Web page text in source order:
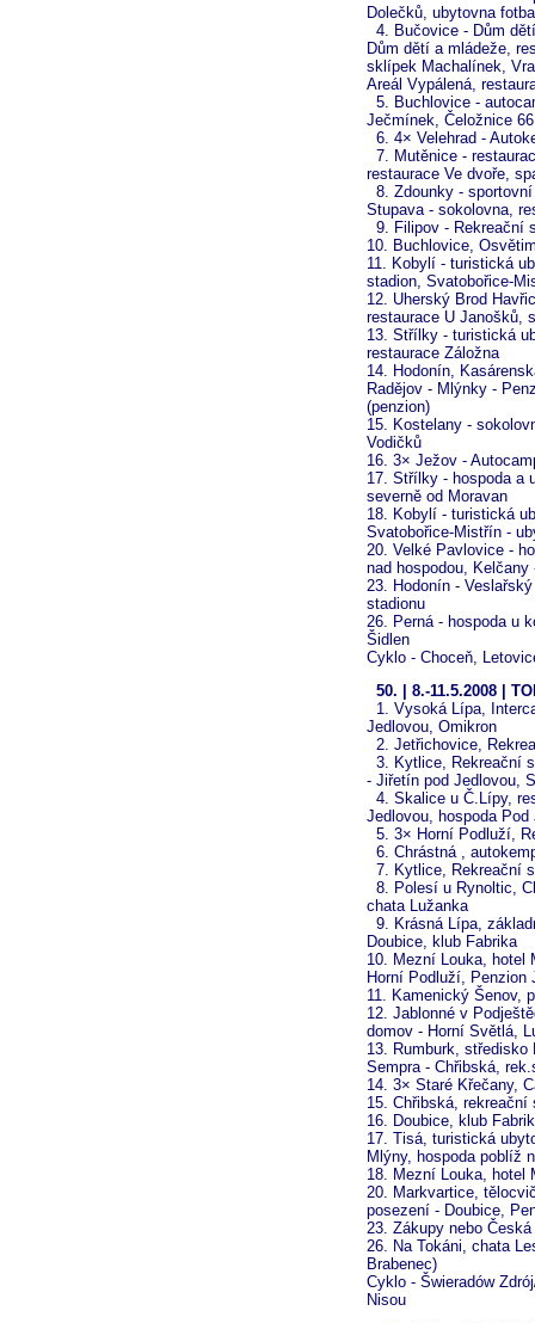
Dolečků, ubytovna
4. Bučovice - Dům
Dům dětí a mládeže,
sklípek Machalínek,
Areál Vypálená,
5. Buchlovice -
Ječmínek, Čeložnice
6. 4× Velehrad -
7. Mutěnice -
restaurace Ve dvoře,
8. Zdounky -
Stupava - sokolovna,
9. Filipov - Rekreační
10. Buchlovice,
11. Kobylí - turistická
stadion, Svatobořice-
12. Uherský Brod
restaurace U Janošků,
13. Střílky - turistická
restaurace Záložna
14. Hodonín,
Radějov - Mlýnky -
(penzion)
15. Kostelany -
Vodičků
16. 3× Ježov -
17. Střílky - hospoda a
severně od Moravan
18. Kobylí - turistická
Svatobořice-Mistřín -
20. Velké Pavlovice -
nad hospodou,
23. Hodonín -
stadionu
26. Perná - hospoda u
Šidlen
Cyklo - Choceň,
50. | 8.-11.5.2008 |
1. Vysoká Lípa,
Jedlovou, Omikron
2. Jetřichovice,
3. Kytlice, Rekreační
- Jiřetín pod Jedlovou,
4. Skalice u Č.Lípy,
Jedlovou, hospoda Pod
5. 3× Horní Podluží,
6. Chrástná ,
7. Kytlice, Rekreační
8. Polesí u Rynoltic,
chata Lužanka
9. Krásná Lípa,
Doubice, klub Fabrika
10. Mezní Louka, hotel
Horní Podluží, Penzion
11. Kamenický Šenov,
12. Jablonné v
domov - Horní Světlá,
13. Rumburk,
Sempra - Chřibská,
14. 3× Staré Křečany,
15. Chřibská,
16. Doubice, klub
17. Tisá, turistická
Mlýny, hospoda poblíž
18. Mezní Louka, hotel
20. Markvartice,
posezení - Doubice,
23. Zákupy nebo
26. Na Tokáni, chata
Brabenec)
Cyklo - Šwieradów
Nisou